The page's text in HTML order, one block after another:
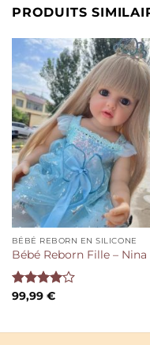
PRODUITS
BÉBÉ REBORN EN SILICONE
Bébé Reborn Fille – Nina
Note
99,99 €